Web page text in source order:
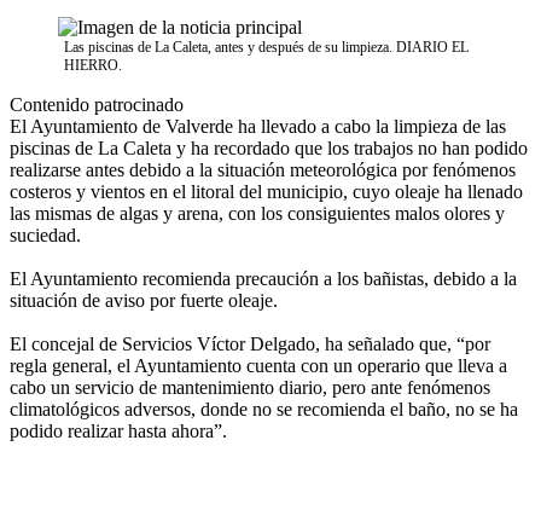
Las piscinas de La Caleta, antes y después de su limpieza. DIARIO EL
HIERRO.
Contenido patrocinado
El Ayuntamiento de Valverde ha llevado a cabo la limpieza de las
piscinas de La Caleta y ha recordado que los trabajos no han podido
realizarse antes debido a la situación meteorológica por fenómenos
costeros y vientos en el litoral del municipio, cuyo oleaje ha llenado
las mismas de algas y arena, con los consiguientes malos olores y
suciedad.
El Ayuntamiento recomienda precaución a los bañistas, debido a la
situación de aviso por fuerte oleaje.
El concejal de Servicios Víctor Delgado, ha señalado que, “por
regla general, el Ayuntamiento cuenta con un operario que lleva a
cabo un servicio de mantenimiento diario, pero ante fenómenos
climatológicos adversos, donde no se recomienda el baño, no se ha
podido realizar hasta ahora”.